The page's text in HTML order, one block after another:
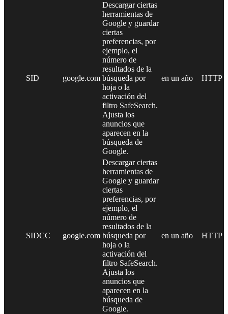
SID google.com
Descargar ciertas
herramientas de
Google y guardar
ciertas
preferencias, por
ejemplo, el
número de
resultados de la
búsqueda por
hoja o la
activación del
filtro SafeSearch.
Ajusta los
anuncios que
aparecen en la
búsqueda de
Google.
en un año HTTP
SIDCC google.com
Descargar ciertas
herramientas de
Google y guardar
ciertas
preferencias, por
ejemplo, el
número de
resultados de la
búsqueda por
hoja o la
activación del
filtro SafeSearch.
Ajusta los
anuncios que
aparecen en la
búsqueda de
Google.
en un año HTTP